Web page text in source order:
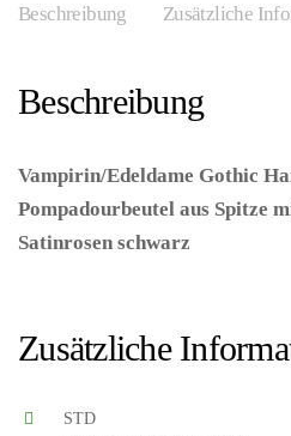
Beschreibung Zusätzliche
Beschreibung
Vampirin/Edeldame Gothic
Pompadourbeutel aus Spitze
Satinrosen schwarz
Zusätzliche
STD